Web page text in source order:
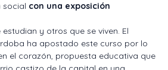
social con una exposición
y otros que se viven. El
ha apostado este curso por lo
el corazón, propuesta educativa que